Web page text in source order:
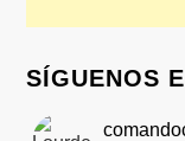
SÍGUENOS